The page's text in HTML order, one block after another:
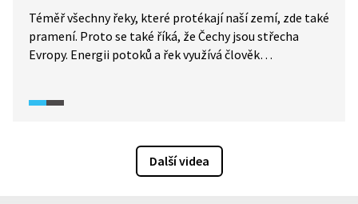
Téměř všechny řeky, které protékají naší zemí, zde také
pramení. Proto se také říká, že Čechy jsou střecha
Evropy. Energii potoků a řek využívá člověk
které mají výkon do 10 000 kW. Podívejte se, jak fungují.
Další videa